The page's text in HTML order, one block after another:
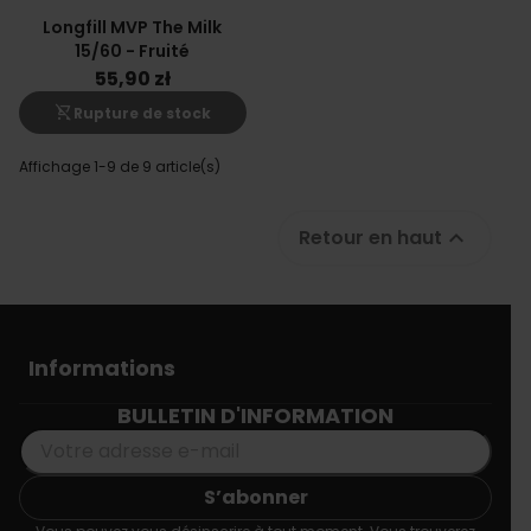
Longfill MVP The Milk
15/60 - Fruité
55,90 zł
shopping_cart_off Rupture de stock
Affichage 1-9 de 9 article(s)
Retour en haut 
Informations
BULLETIN D'INFORMATION